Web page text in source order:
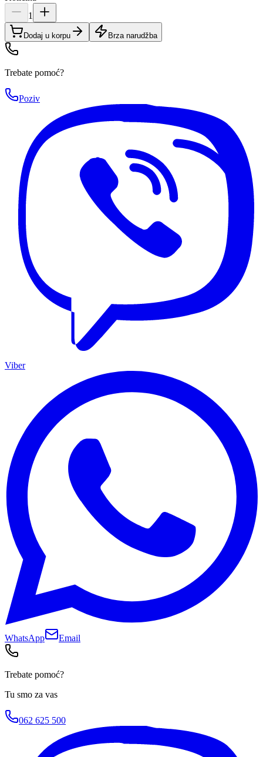
1
Dodaj u korpu Brza narudžba
Trebate pomoć?
Poziv
Viber
WhatsApp Email
Trebate pomoć?
Tu smo za vas
062 625 500